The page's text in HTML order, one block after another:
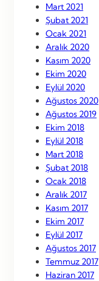
Mart 2021
Şubat 2021
Ocak 2021
Aralık 2020
Kasım 2020
Ekim 2020
Eylül 2020
Ağustos 2020
Ağustos 2019
Ekim 2018
Eylül 2018
Mart 2018
Şubat 2018
Ocak 2018
Aralık 2017
Kasım 2017
Ekim 2017
Eylül 2017
Ağustos 2017
Temmuz 2017
Haziran 2017